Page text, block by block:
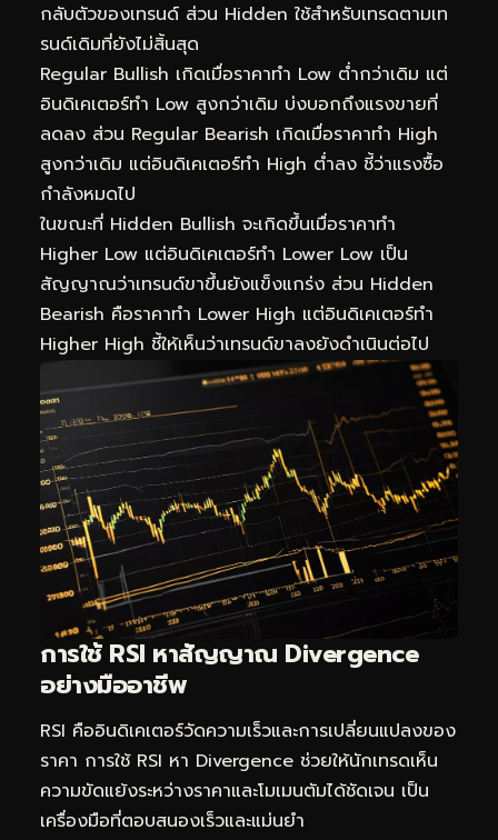
กลับตัวของเทรนด์ ส่วน Hidden ใช้สำหรับเทรดตามเท
รนด์เดิมที่ยังไม่สิ้นสุด
Regular Bullish เกิดเมื่อราคาทำ Low ต่ำกว่าเดิม แต่
อินดิเคเตอร์ทำ Low สูงกว่าเดิม บ่งบอกถึงแรงขายที่
ลดลง ส่วน Regular Bearish เกิดเมื่อราคาทำ High
สูงกว่าเดิม แต่อินดิเคเตอร์ทำ High ต่ำลง ชี้ว่าแรงซื้อ
กำลังหมดไป
ในขณะที่ Hidden Bullish จะเกิดขึ้นเมื่อราคาทำ
Higher Low แต่อินดิเคเตอร์ทำ Lower Low เป็น
สัญญาณว่าเทรนด์ขาขึ้นยังแข็งแกร่ง ส่วน Hidden
Bearish คือราคาทำ Lower High แต่อินดิเคเตอร์ทำ
Higher High ชี้ให้เห็นว่าเทรนด์ขาลงยังดำเนินต่อไป
การใช้ RSI หาสัญญาณ Divergence
อย่างมืออาชีพ
RSI คืออินดิเคเตอร์วัดความเร็วและการเปลี่ยนแปลงของ
ราคา การใช้ RSI หา Divergence ช่วยให้นักเทรดเห็น
ความขัดแย้งระหว่างราคาและโมเมนตัมได้ชัดเจน เป็น
เครื่องมือที่ตอบสนองเร็วและแม่นยำ